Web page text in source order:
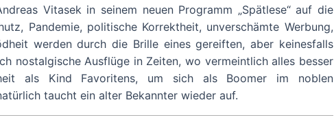
Vitasek in seinem neuen Programm „Spätlese“ auf die
Pandemie, politische Korrektheit, unverschämte Werbung,
werden durch die Brille eines gereiften, aber keinesfalls
nostalgische Ausflüge in Zeiten, wo vermeintlich alles besser
als Kind Favoritens, um sich als Boomer im noblen
taucht ein alter Bekannter wieder auf.